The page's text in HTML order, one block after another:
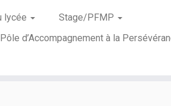
lycée
Stage/PFMP
Pôle d’Accompagnement à la